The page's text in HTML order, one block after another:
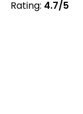
Rating: 4.7/5